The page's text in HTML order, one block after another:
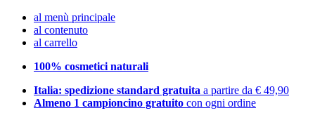
al menù principale
al contenuto
al carrello
100% cosmetici naturali
Italia: spedizione standard gratuita a partire da € 49,90
Almeno 1 campioncino gratuito con ogni ordine